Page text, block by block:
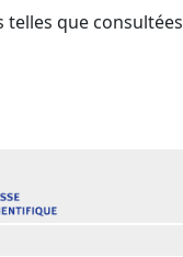
telles que